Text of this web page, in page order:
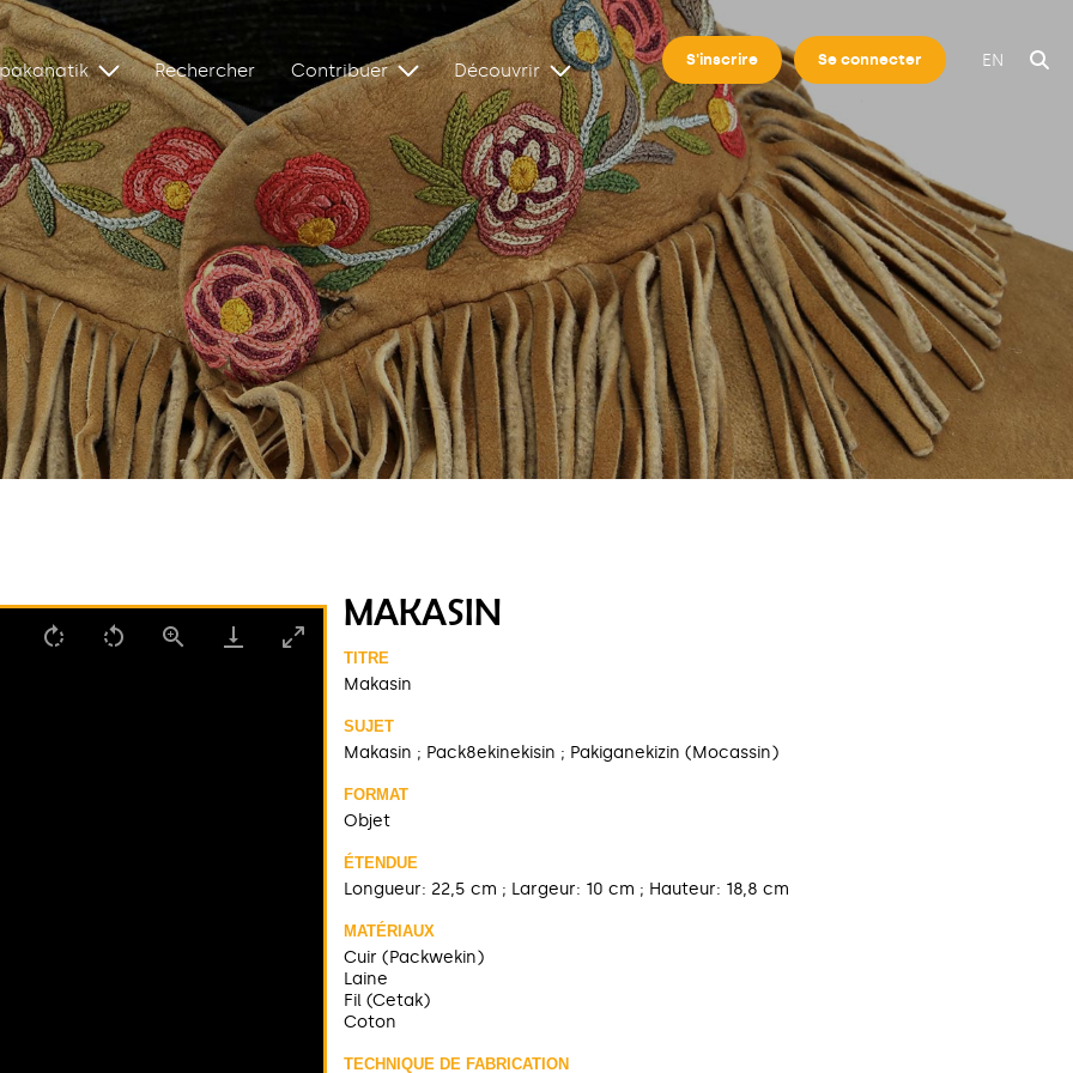
Rechercher Contribuer Découvrir S'inscrire Se connecter EN
MAKASIN
TITRE
Makasin
SUJET
Makasin ; Pack8ekinekisin ; Pakiganekizin (Mocassin)
FORMAT
Objet
ÉTENDUE
Longueur: 22,5 cm ; Largeur: 10 cm ; Hauteur: 18,8 cm
MATÉRIAUX
Cuir (Packwekin)
Laine
Fil (Cetak)
Coton
TECHNIQUE DE FABRICATION